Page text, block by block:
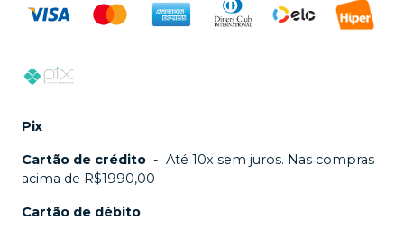
Pix
Cartão de crédito - Até 10x sem juros. Nas compras
acima de R$1990,00
Cartão de débito